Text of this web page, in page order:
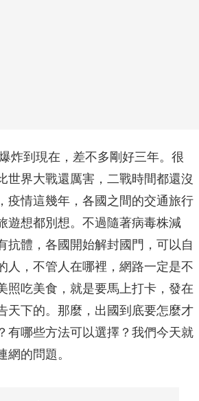
炸到現在，差不多剛好三年。很
世界大戰還厲害，二戰時間都還沒
疫情這幾年，各國之間的交通旅行
遊想都別想。不過隨著病毒株減
抗體，各國開始解封國門，可以自
人，不管人在哪裡，網路一定是不
照吃美食，就是要馬上打卡，發在
天下的。那麼，出國到底要怎麼才
有哪些方法可以選擇？我們今天就
網的問題。